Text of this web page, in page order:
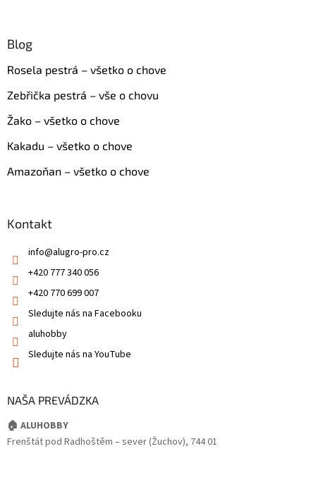
Blog
Rosela pestrá – všetko o chove
Zebřička pestrá – vše o chovu
Žako – všetko o chove
Kakadu – všetko o chove
Amazoňan – všetko o chove
Kontakt
info@alugro-pro.cz
+420 777 340 056
+420 770 699 007
Sledujte nás na Facebooku
aluhobby
Sledujte nás na YouTube
NAŠA PREVÁDZKA
🏠 ALUHOBBY
Frenštát pod Radhoštěm – sever (Žuchov), 744 01